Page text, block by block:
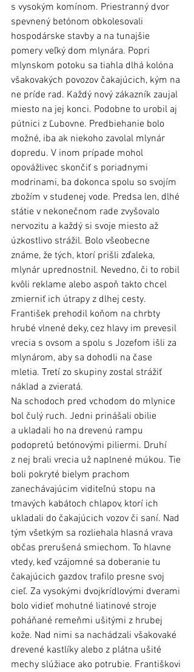
s vysokým komínom. Priestranný dvor
spevnený betónom obkolesovali
hospodárske stavby a na tunajšie
pomery veľký dom mlynára. Popri
mlynskom potoku sa tiahla dlhá kolóna
všakovakých povozov čakajúcich, kým na
ne príde rad. Každý nový zákazník zaujal
miesto na jej konci. Podobne to urobil aj
pútnici z Ľubovne. Predbiehanie bolo
možné, iba ak niekoho zavolal mlynár
dopredu. V inom prípade mohol
opovážlivec skončiť s poriadnymi
modrinami, ba dokonca spolu so svojím
zbožím v studenej vode. Predsa len, dlhé
státie v nekonečnom rade zvyšovalo
nervozitu a každý si svoje miesto až
úzkostlivo strážil. Bolo všeobecne
známe, že tých, ktorí prišli zďaleka,
mlynár uprednostnil. Nevedno, či to robil
kvôli reklame alebo aspoň takto chcel
zmierniť ich útrapy z dlhej cesty.
František prehodil koňom na chrbty
hrubé vlnené deky, cez hlavy im prevesil
vrecia s ovsom a spolu s Jozefom išli za
mlynárom, aby sa dohodli na čase
mletia. Tretí zo skupiny zostal strážiť
náklad a zvieratá.
Na schodoch pred vchodom do mlynice
bol čulý ruch. Jedni prinášali obilie
a ukladali ho na drevenú rampu
podopretú betónovými piliermi. Druhí
z nej brali vrecia už naplnené múkou. Tie
boli pokryté bielym prachom
zanechávajúcim viditeľnú stopu na
tmavých kabátoch chlapov, ktorí ich
ukladali do čakajúcich vozov či saní. Nad
tým všetkým sa rozliehala hlasná vrava
občas prerušená smiechom. To hlavne
vtedy, keď vzájomné sa doberanie tu
čakajúcich gazdov, trafilo presne svoj
cieľ. Za vysokými dvojkrídlovými dverami
bolo vidieť mohutné liatinové stroje
poháňané remeňmi ušitými z hrubej
kože. Nad nimi sa nachádzali všakovaké
drevené kastlíky alebo z plátna ušité
mechy slúžiace ako potrubie. Františkovi